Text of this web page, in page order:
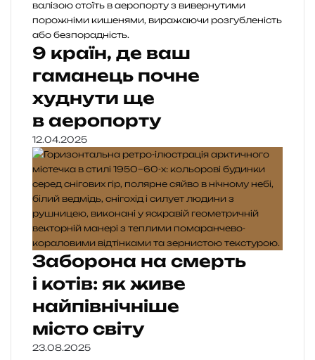
9 країн, де ваш
гаманець почне
худнути ще
в аеропорту
12.04.2025
Заборона на смерть
і котів: як живе
найпівнічніше
місто світу
23.08.2025